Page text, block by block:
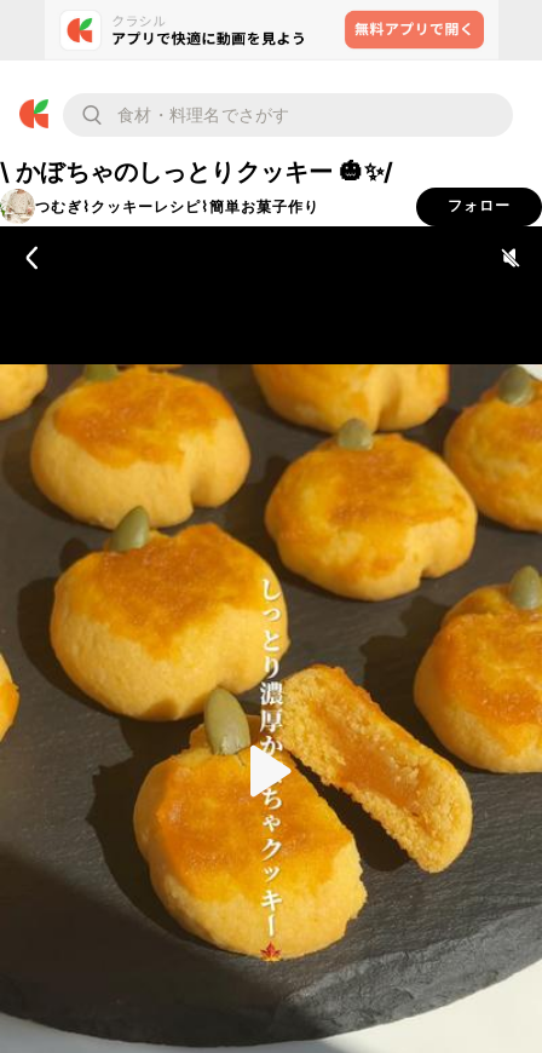
\ かぼちゃのしっとりクッキー 🎃✨/
つむぎ⌇クッキーレシピ⌇簡単お菓子作り フォロー